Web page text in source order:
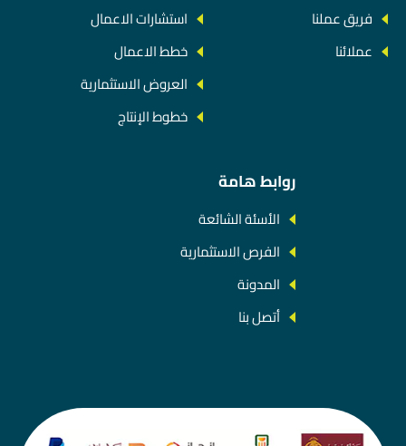
فريق عملنا
عملائنا
استشارات الاعمال
خطط الاعمال
العروض الاستثمارية
خطوط الإنتاج
روابط هامة
الأسئة الشائعة
الفرص الاستثمارية
المدونة
أتصل بنا